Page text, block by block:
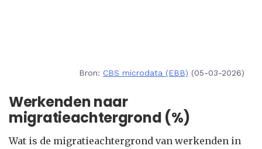
Bron: CBS microdata (EBB) (05-03-2026)
Werkenden naar
migratieachtergrond (%)
Wat is de migratieachtergrond van werkenden in